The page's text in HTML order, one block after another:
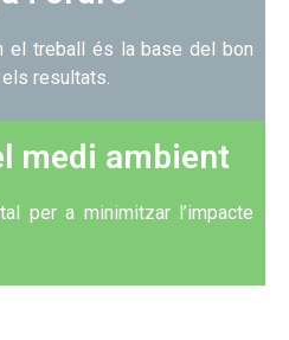
el treball és la base del bon
resultats.
medi ambient
per a minimitzar l’impacte